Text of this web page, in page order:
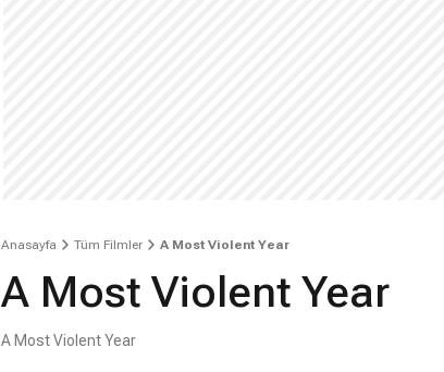
Anasayfa Tüm Filmler A Most Violent Year
A Most Violent Year
A Most Violent Year